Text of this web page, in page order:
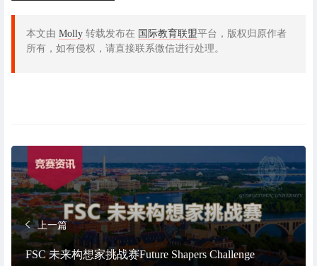
本文由 Molly 转载发布在 国际教育联盟平台，版权归原作者
所有，如有侵权，请直接联系微信进行处理。
上一篇
FSC 未来构想家挑战赛Future Shapers Challenge